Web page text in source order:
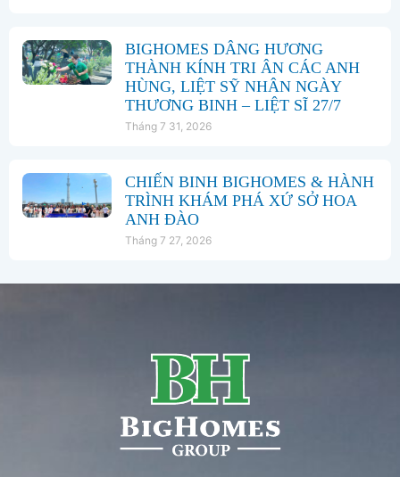
BIGHOMES DÂNG HƯƠNG
THÀNH KÍNH TRI ÂN CÁC ANH
HÙNG, LIỆT SỸ NHÂN NGÀY
THƯƠNG BINH – LIỆT SĨ 27/7
Tháng 7 31, 2026
CHIẾN BINH BIGHOMES & HÀNH
TRÌNH KHÁM PHÁ XỨ SỞ HOA
ANH ĐÀO
Tháng 7 27, 2026